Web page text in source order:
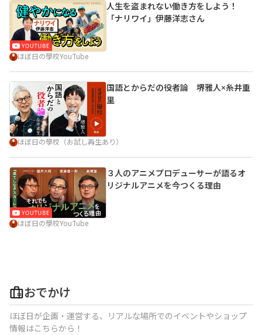
人生を盗まれない働き方をしよう！
「ナリワイ」伊藤洋志さん
ほぼ日の學校YouTube
国語とからだの役者論 堺雅人×糸井重
里
ほぼ日の學校（お試し再生あり）
３人のアニメプロデューサーが語るオ
リジナルアニメを今つくる理由
ほぼ日の學校YouTube
おでかけ
ほぼ日が企画・運営する、リアルな場所でのイベントやショップ
情報はこちらから！